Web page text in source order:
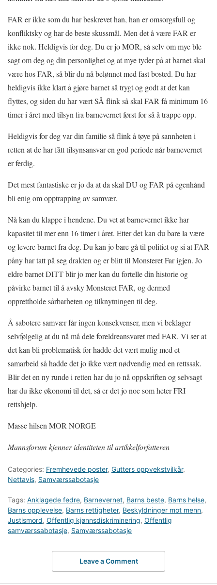
FAR er ikke som du har beskrevet han, han er omsorgsfull og
konfliktsky og har de beste skussmål. Men det å være FAR er
ikke nok. Heldigvis for deg. Du er jo MOR, så selv om mye ble
sagt om deg og din personlighet og at mye tyder på at barnet skal
være hos FAR, så blir du nå belønnet med fast bosted. Du har
heldigvis ikke klart å gjøre barnet så trygt og godt at det kan
flyttes, og siden du har vært SÅ flink så skal FAR få minimum 16
timer i året med tilsyn fra barnevernet først for så å trappe opp.
Heldigvis for deg var din familie så flink å tøye på sannheten i
retten at de har fått tilsynsansvar en god periode når barnevernet
er ferdig.
Det mest fantastiske er jo da at da skal DU og FAR på egenhånd
bli enig om opptrapping av samvær.
Nå kan du klappe i hendene. Du vet at barnevernet ikke har
kapasitet til mer enn 16 timer i året. Etter det kan du bare la være
og levere barnet fra deg. Du kan jo bare gå til politiet og si at FAR
påny har tatt på seg drakten og er blitt til Monsteret Far igjen. Jo
eldre barnet DITT blir jo mer kan du fortelle din historie og
påvirke barnet til å avsky Monsteret FAR, og dermed
opprettholde sårbarheten og tilknytningen til deg.
Å sabotere samvær får ingen konsekvenser, men vi beklager
selvfølgelig at du nå må dele foreldreansvaret med FAR. Vi ser at
det kan bli problematisk for hadde det vært mulig med et
samarbeid så hadde det jo ikke vært nødvendig med en rettssak.
Blir det en ny runde i retten har du jo nå oppskriften og selvsagt
har du ikke økonomi til det, så er det jo noe som heter FRI
rettshjelp.
Masse hilsen MOR NORGE
Mannsforum kjenner identiteten til artikkelforfatteren
Categories: Fremhevede poster, Gutters oppvekstvilkår,
Nettavis, Samværssabotasje
Tags: Anklagede fedre, Barnevernet, Barns beste, Barns helse,
Barns opplevelse, Barns rettigheter, Beskyldninger mot menn,
Justismord, Offentlig kjønnsdiskriminering, Offentlig
samværssabotasje, Samværssabotasje
Leave a Comment